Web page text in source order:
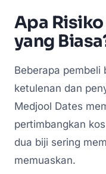
Apa
yang
Beberapa pembeli
ketulenan dan
Medjool Dates
pertimbangkan
dua biji sering
memuaskan.